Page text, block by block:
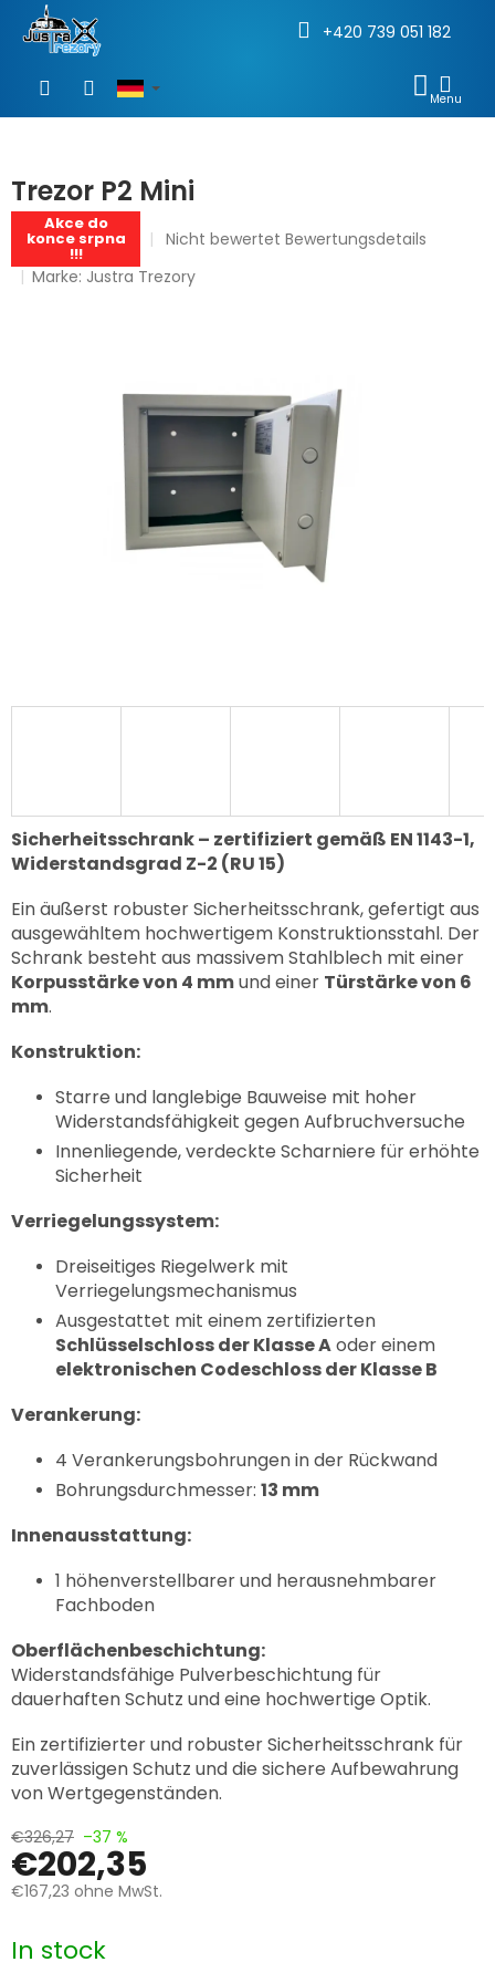
springen
+420 739 051 182
Trezor P2 Mini
Akce do
konce srpna
!!!
Die
Produktbewertung
Nicht bewertet Bewertungsdetails
Marke: Justra Trezory
€326,27 –37 %
€202,35
€167,23 ohne MwSt.
In stock
Sicherheitsschrank – zertifiziert gemäß EN 1143-1,
Widerstandsgrad Z-2 (RU 15)
Ein äußerst robuster Sicherheitsschrank, gefertigt aus
ausgewähltem hochwertigem Konstruktionsstahl. Der
Schrank besteht aus massivem Stahlblech mit einer
Korpusstärke von 4 mmund einer Türstärke von 6
mm.
Konstruktion:
Starre und langlebige Bauweise mit hoher
Widerstandsfähigkeit gegen Aufbruchversuche
Innenliegende, verdeckte Scharniere für erhöhte
Sicherheit
Verriegelungssystem:
Dreiseitiges Riegelwerk mit
Verriegelungsmechanismus
Ausgestattet mit einem zertifizierten
Schlüsselschloss der Klasse Aoder einem
elektronischen Codeschloss der Klasse B
Verankerung:
4 Verankerungsbohrungen in der Rückwand
Bohrungsdurchmesser: 13 mm
Innenausstattung:
1 höhenverstellbarer und herausnehmbarer
Fachboden
Oberflächenbeschichtung:
Widerstandsfähige Pulverbeschichtung für
dauerhaften Schutz und eine hochwertige Optik.
Ein zertifizierter und robuster Sicherheitsschrank für
zuverlässigen Schutz und die sichere Aufbewahrung
von Wertgegenständen.